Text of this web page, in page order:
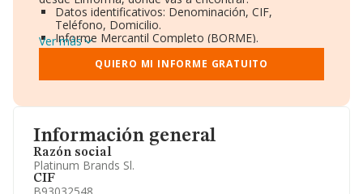
Información general
Razón social
Platinum Brands Sl.
CIF
Datos identificativos: Denominación, CIF,
Teléfono, Domicilio.
Informe Mercantil Completo (BORME).
Gráficos de Evolución Ventas y Empleados.
Consejo de Administración y Administradores.
Directivos y Ejecutivos.
Información oficial y registral complementaria.
Ver más
QUIERO MI INFORME GRATUITO